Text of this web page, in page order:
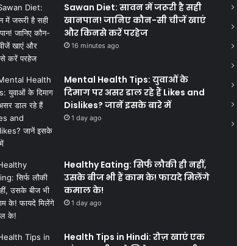
Sawan Diet: सावन में जरूरी है सही
खानपान! जानिए कौन-सी चीजें खाएं
और किनसे करें परहेज
16 minutes ago
Mental Health Tips: युवाओं के
दिमाग पर असर डाल रहे हैं Likes and
Dislikes? जानें इसके बारे में
1 day ago
Healthy Eating: सिर्फ लौकी ही नहीं,
उसके बीज भी हैं काम के! फायदे मिलेंगे
कमाल के!
1 day ago
Health Tips in Hindi: रोज़ खाएं एक